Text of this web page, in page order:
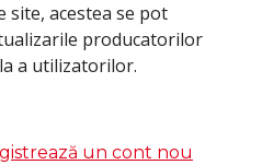
site, acestea se pot
producatorilor
a utilizatorilor.
un cont nou